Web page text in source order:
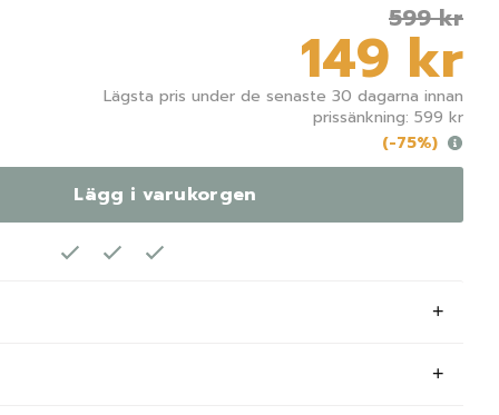
599 kr
149 kr
Lägsta pris under de senaste 30 dagarna innan
prissänkning: 599 kr
(-75%)
Lägg i varukorgen